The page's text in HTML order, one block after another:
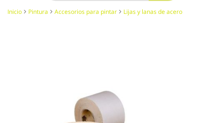
Inicio Pintura Accesorios para pintar Lijas y lanas de acero